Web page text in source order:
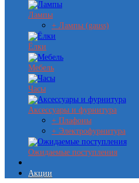
Лампы
+ Лампы (gauss)
Ёлки
Мебель
Часы
Аксессуары и фурнитура
+ Плафоны
+ Электрофурнитура
Ожидаемые поступления
Акции